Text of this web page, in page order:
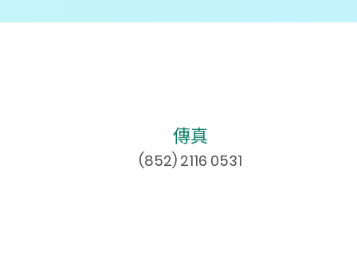
傳真
(852) 2116 0531